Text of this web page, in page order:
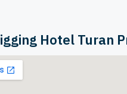
Hotel Turan